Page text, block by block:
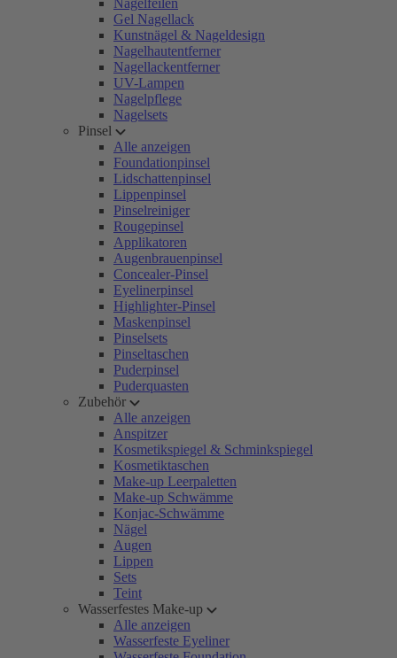
Nagelfeilen
Gel Nagellack
Kunstnägel & Nageldesign
Nagelhautentferner
Nagellackentferner
UV-Lampen
Nagelpflege
Nagelsets
Pinsel
Alle anzeigen
Foundationpinsel
Lidschattenpinsel
Lippenpinsel
Pinselreiniger
Rougepinsel
Applikatoren
Augenbrauenpinsel
Concealer-Pinsel
Eyelinerpinsel
Highlighter-Pinsel
Maskenpinsel
Pinselsets
Pinseltaschen
Puderpinsel
Puderquasten
Zubehör
Alle anzeigen
Anspitzer
Kosmetikspiegel & Schminkspiegel
Kosmetiktaschen
Make-up Leerpaletten
Make-up Schwämme
Konjac-Schwämme
Nägel
Augen
Lippen
Sets
Teint
Wasserfestes Make-up
Alle anzeigen
Wasserfeste Eyeliner